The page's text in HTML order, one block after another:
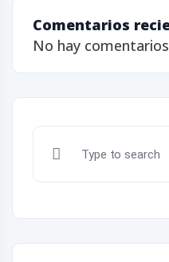
Comentarios
No hay